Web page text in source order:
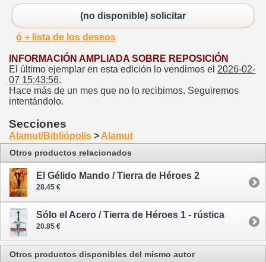
(no disponible) solicitar
ó + lista de los deseos
INFORMACIÓN AMPLIADA SOBRE REPOSICIÓN
El último ejemplar en esta edición lo vendimos el 2026-02-
07 15:43:56.
Hace más de un mes que no lo recibimos. Seguiremos
intentándolo.
Secciones
Alamut/Bibliópolis >Alamut
Otros productos relacionados
El Gélido Mando / Tierra de Héroes 2
28.45 €
Sólo el Acero / Tierra de Héroes 1 - rústica
20.85 €
Otros productos disponibles del mismo autor